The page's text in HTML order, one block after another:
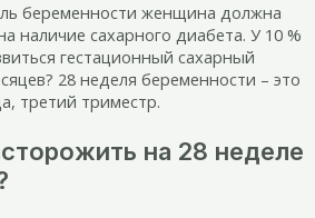
беременности женщина должна
наличие сахарного диабета. У 10 %
гестационный сахарный
28 неделя беременности – это
третий триместр.
на 28 неделе